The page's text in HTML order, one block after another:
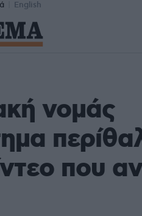
English
νομάς
που